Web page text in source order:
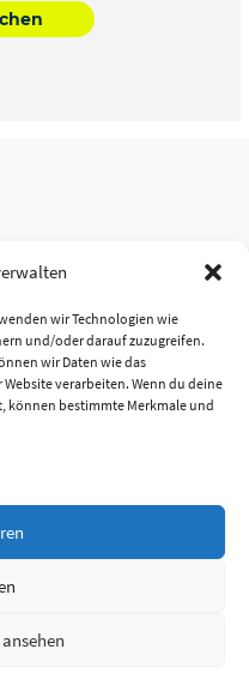
wir Technologien wie
und/oder darauf zuzugreifen.
wir Daten wie das
verarbeiten. Wenn du deine
können bestimmte Merkmale und